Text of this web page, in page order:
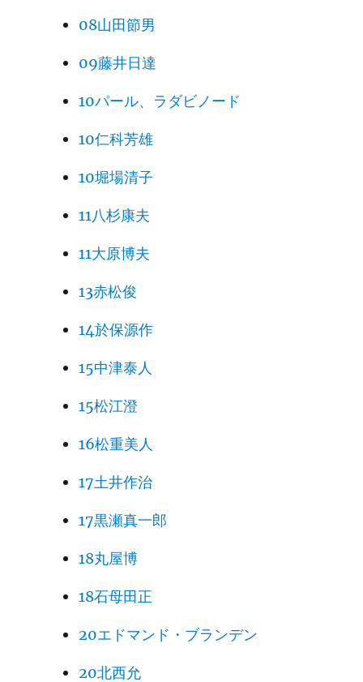
08山田節男
09藤井日達
10パール、ラダビノード
10仁科芳雄
10堀場清子
11八杉康夫
11大原博夫
13赤松俊
14於保源作
15中津泰人
15松江澄
16松重美人
17土井作治
17黒瀬真一郎
18丸屋博
18石母田正
20エドマンド・ブランデン
20北西允